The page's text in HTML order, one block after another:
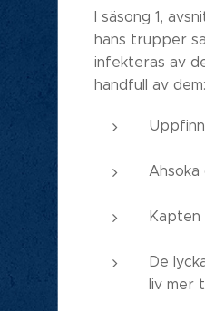
I säsong 1,
hans trupper
infekteras av
handfull av dem:
Kapten
De
liv mer